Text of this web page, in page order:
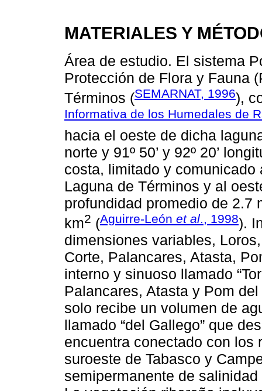
MATERIALES Y
Área de estudio. El sistema
Protección de Flora y Fauna
Términos (SEMARNAT, 1996),
Informativa de los Humedales de
hacia el oeste de dicha
norte y 91º 50’ y 92º 20’
costa, limitado y
Laguna de Términos y al
profundidad promedio de 2.7
km2 (Aguirre-León et al., 1998).
dimensiones variables,
Corte, Palancares, Atasta,
interno y sinuoso llamado
Palancares, Atasta y Pom
solo recibe un volumen de
llamado “del Gallego” que
encuentra conectado con los
suroeste de Tabasco y
semipermanente de